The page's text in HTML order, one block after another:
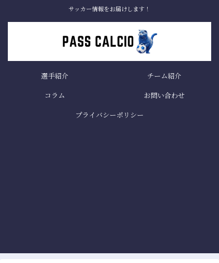
サッカー情報をお届けします！
選手紹介
チーム紹介
コラム
お問い合わせ
プライバシーポリシー